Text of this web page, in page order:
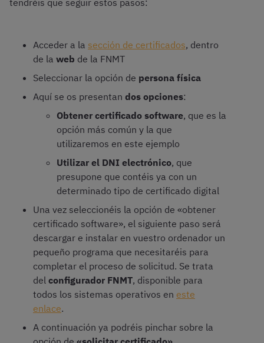
tendréis que seguir estos pasos:
Acceder a la sección de certificados, dentro
de la web de la FNMT
Seleccionar la opción de persona física
Aquí se os presentan dos opciones:
Obtener certificado software, que es la
opción más común y la que
utilizaremos en este ejemplo
Utilizar el DNI electrónico, que
presupone que contéis ya con un
determinado tipo de certificado digital
Una vez seleccionéis la opción de «obtener
certificado software», el siguiente paso será
descargar e instalar en vuestro ordenador un
pequeño programa que necesitaréis para
completar el proceso de solicitud. Se trata
del configurador FNMT, disponible para
todos los sistemas operativos en este
enlace.
A continuación ya podréis pinchar sobre la